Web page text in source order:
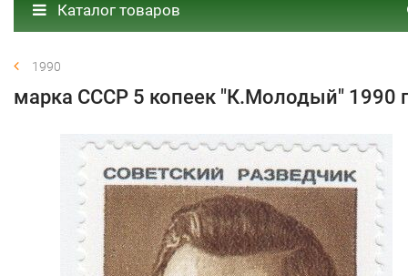
Каталог товаров
1990
марка СССР 5 копеек "К.Молодый" 1990